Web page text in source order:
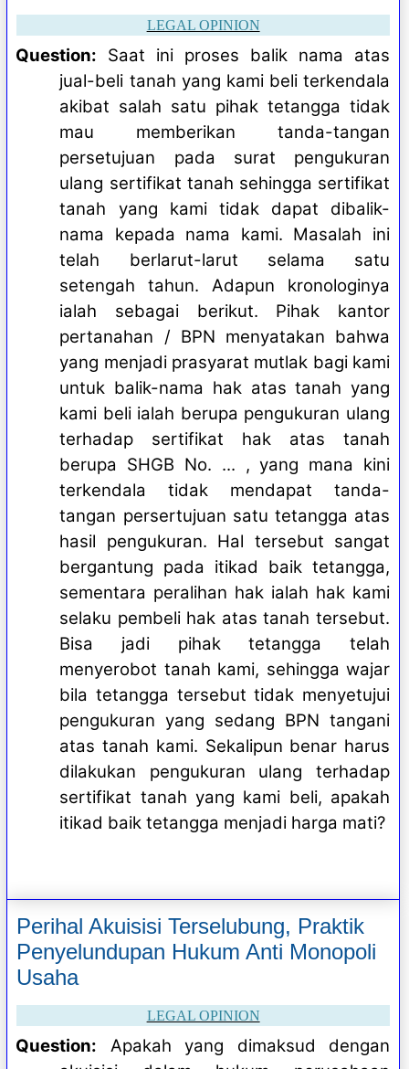
LEGAL OPINION
Question:
Saat ini proses balik nama atas
jual-beli tanah yang kami beli terkendala
akibat salah satu pihak tetangga tidak
mau memberikan tanda-tangan
persetujuan pada surat pengukuran
ulang sertifikat tanah sehingga sertifikat
tanah yang kami tidak dapat dibalik-
nama kepada nama kami. Masalah ini
telah berlarut-larut selama satu
setengah tahun. Adapun kronologinya
ialah sebagai berikut. Pihak kantor
pertanahan / BPN menyatakan bahwa
yang menjadi prasyarat mutlak bagi kami
untuk balik-nama hak atas tanah yang
kami beli ialah berupa pengukuran ulang
terhadap sertifikat hak atas tanah
berupa SHGB No. ... , yang mana kini
terkendala tidak mendapat tanda-
tangan persertujuan satu tetangga atas
hasil pengukuran. Hal tersebut sangat
bergantung pada itikad baik tetangga,
sementara peralihan hak ialah hak kami
selaku pembeli hak atas tanah tersebut.
Bisa jadi pihak tetangga telah
menyerobot tanah kami, sehingga wajar
bila tetangga tersebut tidak menyetujui
pengukuran yang sedang BPN tangani
atas tanah kami. Sekalipun benar harus
dilakukan pengukuran ulang terhadap
sertifikat tanah yang kami beli, apakah
itikad baik tetangga menjadi harga mati?
Perihal Akuisisi Terselubung, Praktik
Penyelundupan Hukum Anti Monopoli
Usaha
LEGAL OPINION
Question:
Apakah yang dimaksud dengan